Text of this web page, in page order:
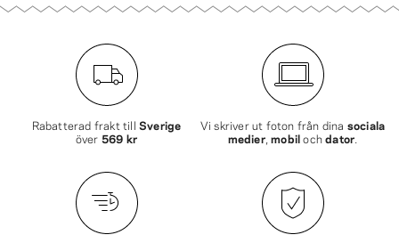
Rabatterad frakt till Sverige
över 569 kr
Vi skriver ut foton från dina sociala
medier,mobilochdator